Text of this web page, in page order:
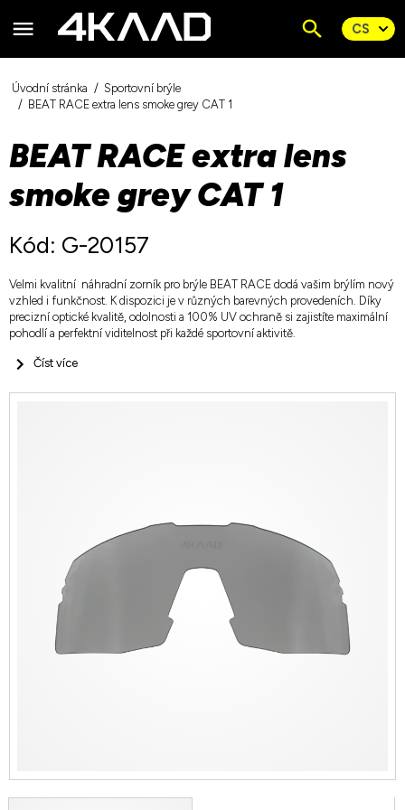
Úvodní stránka
Sportovní brýle
BEAT RACE extra lens smoke grey CAT 1
BEAT RACE extra lens
smoke grey CAT 1
Kód: G-20157
Velmi kvalitní náhradní zorník pro brýle BEAT RACE dodá vašim brýlím nový
vzhled i funkčnost. K dispozici je v různých barevných provedeních. Díky
precizní optické kvalitě, odolnosti a 100% UV ochraně si zajistíte maximální
pohodlí a perfektní viditelnost při každé sportovní aktivitě.
Číst více